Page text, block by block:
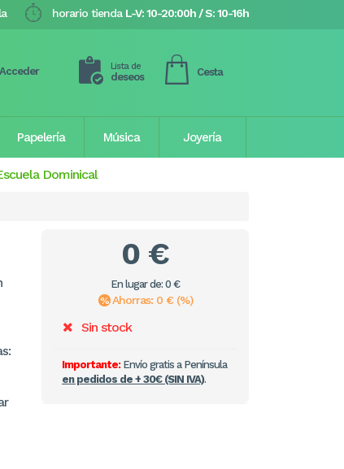
horario tienda L-V: 10-20:00h / S: 10-16h
Acceder Lista de
deseos Cesta
Papelería Música Joyería
Dominical
0 €
En lugar de: 0 €
Ahorras: 0 € (%)
Sin stock
Importante:Envío gratis a Península
en pedidos de + 30€ (SIN IVA).